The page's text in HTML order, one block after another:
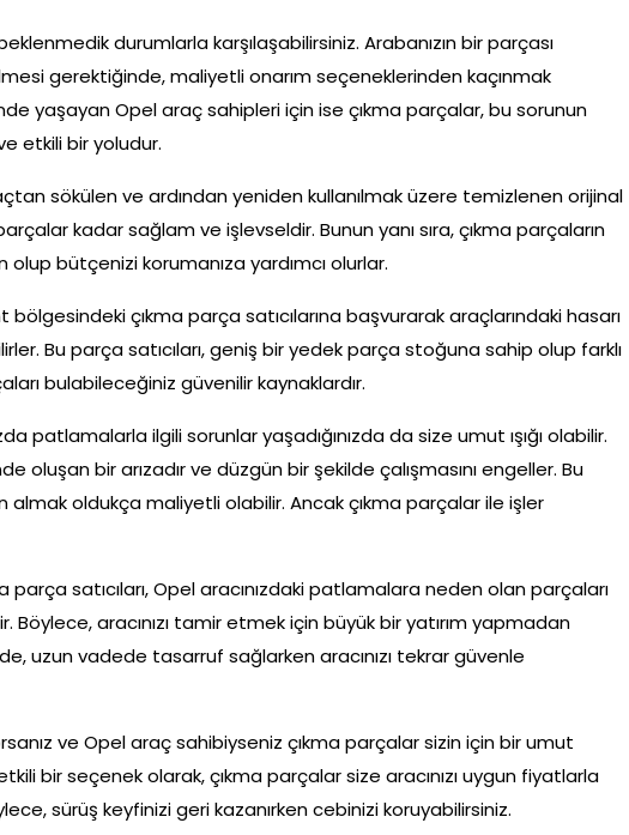
durumlarla karşılaşabilirsiniz. Arabanızın bir parçası
gerektiğinde, maliyetli onarım seçeneklerinden kaçınmak
yaşayan Opel araç sahipleri için ise çıkma parçalar, bu sorunun
etkili bir yoludur.
sökülen ve ardından yeniden kullanılmak üzere temizlenen orijinal
kadar sağlam ve işlevseldir. Bunun yanı sıra, çıkma parçaların
bütçenizi korumanıza yardımcı olurlar.
çıkma parça satıcılarına başvurarak araçlarındaki hasarı
Bu parça satıcıları, geniş bir yedek parça stoğuna sahip olup farklı
bulabileceğiniz güvenilir kaynaklardır.
patlamalarla ilgili sorunlar yaşadığınızda da size umut ışığı olabilir.
oluşan bir arızadır ve düzgün bir şekilde çalışmasını engeller. Bu
almak oldukça maliyetli olabilir. Ancak çıkma parçalar ile işler
satıcıları, Opel aracınızdaki patlamalara neden olan parçaları
aracınızı tamir etmek için büyük bir yatırım yapmadan
uzun vadede tasarruf sağlarken aracınızı tekrar güvenle
ve Opel araç sahibiyseniz çıkma parçalar sizin için bir umut
bir seçenek olarak, çıkma parçalar size aracınızı uygun fiyatlarla
sürüş keyfinizi geri kazanırken cebinizi koruyabilirsiniz.